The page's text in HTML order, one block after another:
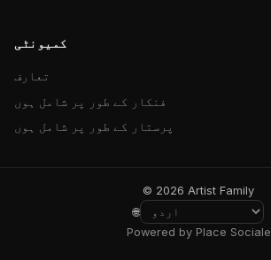
کمیونٹی
تعارف
فنکار کے طور پر شامل ہوں
پرستار کے طور پر شامل ہوں
© 2026 Artist Family
🌐
Powered by Place Sociale